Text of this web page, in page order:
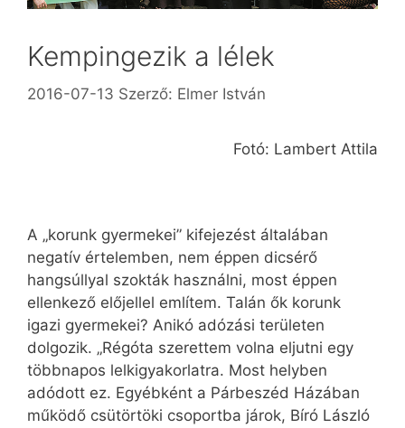
Kempingezik a lélek
2016-07-13 Szerző: Elmer István
Fotó: Lambert Attila
A „korunk gyermekei” kifejezést általában
negatív értelemben, nem éppen dicsérő
hangsúllyal szokták használni, most éppen
ellenkező előjellel említem. Talán ők korunk
igazi gyermekei? Anikó adózási területen
dolgozik. „Régóta szerettem volna eljutni egy
többnapos lelkigyakorlatra. Most helyben
adódott ez. Egyébként a Párbeszéd Házában
működő csütörtöki csoportba járok, Bíró László